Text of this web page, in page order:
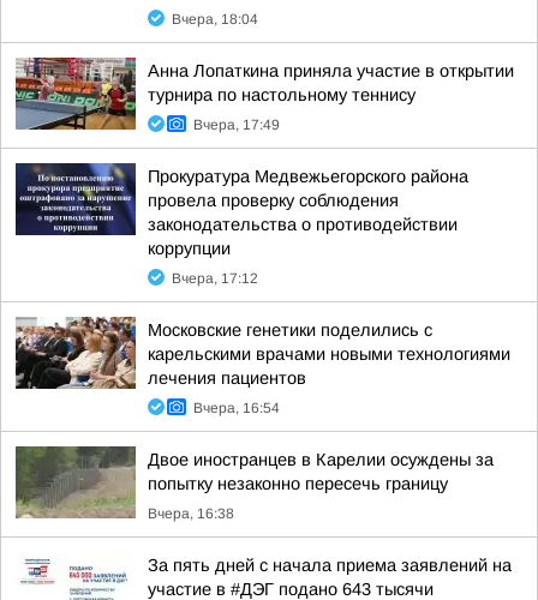
Вчера, 18:04
Анна Лопаткина приняла участие в открытии
турнира по настольному теннису
Вчера, 17:49
Прокуратура Медвежьегорского района
провела проверку соблюдения
законодательства о противодействии
коррупции
Вчера, 17:12
Московские генетики поделились с
карельскими врачами новыми технологиями
лечения пациентов
Вчера, 16:54
Двое иностранцев в Карелии осуждены за
попытку незаконно пересечь границу
Вчера, 16:38
За пять дней с начала приема заявлений на
участие в #ДЭГ подано 643 тысячи